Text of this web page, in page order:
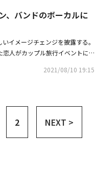
スタート」（DISC4）※第1話～
側を紹介する韓国で放送され
：2022年6月3日（金）発売
オフ「マウス：プレデター」
）／特番「マウス：ラスト」
売・販売元：NBCユニバーサ
ンビとしてよみがえったことに
グをスタートする。時が流れ、
。山奥で偶然、探偵のキム・ム
して生きていこうと決心する。
変質者だと誤解し、後頭部にヘ
ドラマだ。昨年MBCドラマ脚
して活用し、旅行とロマンスの
いう点で、新鮮で興味深いとい
、旅行が与えるときめきの上
トーリーを加え、誰でも一度は
の共感を得ると期待される。今
が持っている特有の感性と劇中
、バンドのボーカルに
イメージチェンジを披露する。
人がカップル旅行イベントに
ファウンのスチールカットが公開
恋愛と別れに対して率直で淡々
道特有の雰囲気と美しい風景を
期待を高めている。また、劇中
2021/08/10 19:15
2 NEXT >